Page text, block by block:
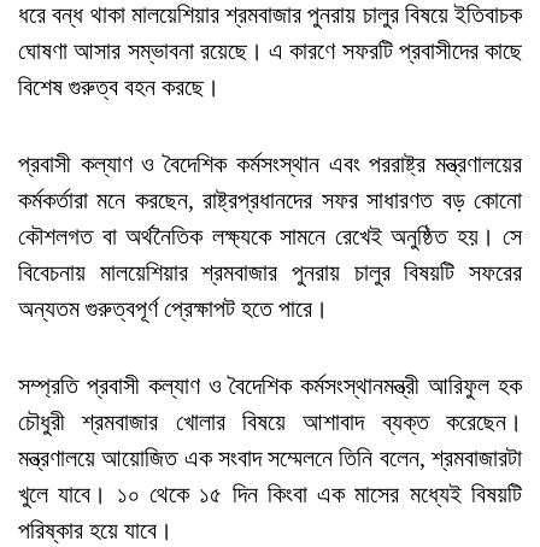
ধরে বন্ধ থাকা মালয়েশিয়ার শ্রমবাজার পুনরায় চালুর বিষয়ে ইতিবাচক
ঘোষণা আসার সম্ভাবনা রয়েছে। এ কারণে সফরটি প্রবাসীদের কাছে
বিশেষ গুরুত্ব বহন করছে।
প্রবাসী কল্যাণ ও বৈদেশিক কর্মসংস্থান এবং পররাষ্ট্র মন্ত্রণালয়ের
কর্মকর্তারা মনে করছেন, রাষ্ট্রপ্রধানদের সফর সাধারণত বড় কোনো
কৌশলগত বা অর্থনৈতিক লক্ষ্যকে সামনে রেখেই অনুষ্ঠিত হয়। সে
বিবেচনায় মালয়েশিয়ার শ্রমবাজার পুনরায় চালুর বিষয়টি সফরের
অন্যতম গুরুত্বপূর্ণ প্রেক্ষাপট হতে পারে।
সম্প্রতি প্রবাসী কল্যাণ ও বৈদেশিক কর্মসংস্থানমন্ত্রী আরিফুল হক
চৌধুরী শ্রমবাজার খোলার বিষয়ে আশাবাদ ব্যক্ত করেছেন।
মন্ত্রণালয়ে আয়োজিত এক সংবাদ সম্মেলনে তিনি বলেন, শ্রমবাজারটা
খুলে যাবে। ১০ থেকে ১৫ দিন কিংবা এক মাসের মধ্যেই বিষয়টি
পরিষ্কার হয়ে যাবে।